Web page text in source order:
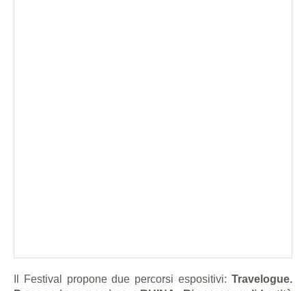
Il Festival propone due percorsi espositivi: Travelogue.